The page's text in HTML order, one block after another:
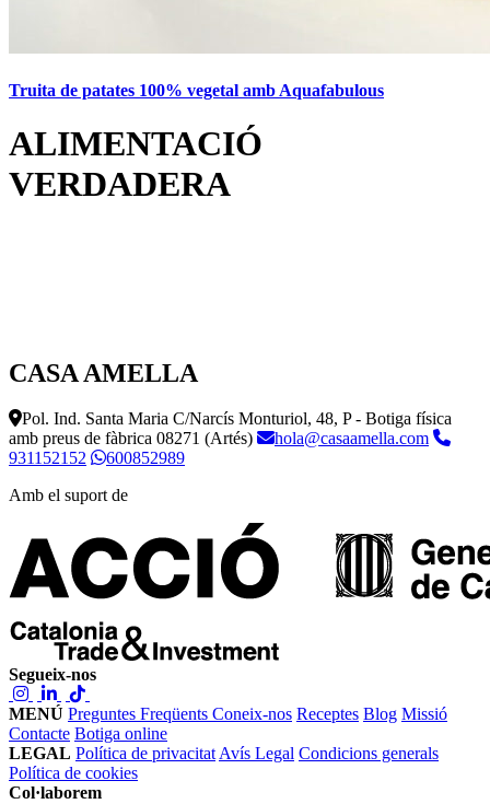
Truita de patates 100% vegetal amb Aquafabulous
ALIMENTACIÓ
VERDADERA
CASA AMELLA
Pol. Ind. Santa Maria C/Narcís Monturiol, 48, P - Botiga física
amb preus de fàbrica 08271 (Artés)
hola@casaamella.com
931152152
600852989
Amb el suport de
Segueix-nos
MENÚ Preguntes Freqüents Coneix-nos Receptes Blog Missió
Contacte Botiga online
LEGAL Política de privacitatAvís Legal Condicions generals
Política de cookies
Col·laborem